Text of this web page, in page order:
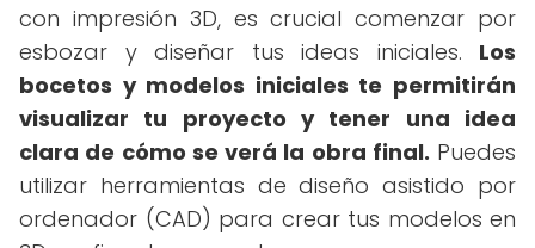
con impresión 3D, es crucial comenzar por
esbozar y diseñar tus ideas iniciales. Los
bocetos y modelos iniciales te permitirán
visualizar tu proyecto y tener una idea
clara de cómo se verá la obra final. Puedes
utilizar herramientas de diseño asistido por
ordenador (CAD) para crear tus modelos en